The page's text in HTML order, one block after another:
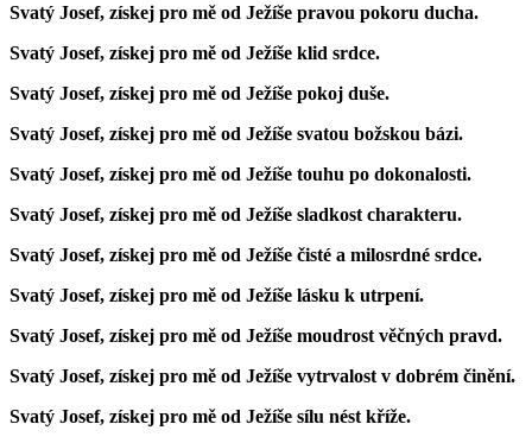
Svatý Josef, získej pro mě od Ježíše pravou pokoru ducha.
Svatý Josef, získej pro mě od Ježíše klid srdce.
Svatý Josef, získej pro mě od Ježíše pokoj duše.
Svatý Josef, získej pro mě od Ježíše svatou božskou bázi.
Svatý Josef, získej pro mě od Ježíše touhu po dokonalosti.
Svatý Josef, získej pro mě od Ježíše sladkost charakteru.
Svatý Josef, získej pro mě od Ježíše čisté a milosrdné srdce.
Svatý Josef, získej pro mě od Ježíše lásku k utrpení.
Svatý Josef, získej pro mě od Ježíše moudrost věčných pravd.
Svatý Josef, získej pro mě od Ježíše vytrvalost v dobrém činění.
Svatý Josef, získej pro mě od Ježíše sílu nést kříže.